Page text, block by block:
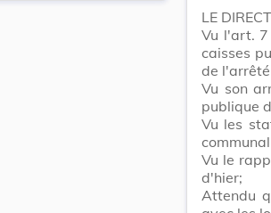
LE
Vu l'art.
caisses
de
Vu son
publique
Vu les
Vu le
d'hier;
Attendu